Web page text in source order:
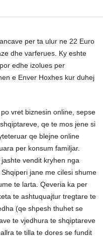
per ta ulur ne 22 Euro
dhe varferues. Ky eshte
edhe izolues per
e Enver Hoxhes kur duhej
vret biznesin online, sepse
qe te mos jene si
qe blejne online
per konsum familjar.
vendit kryhen nga
jane me cilesi shume
te larta. Qeveria ka per
te ashtuquajtur tregtare te
(qe shpesh thuhet se
te vjedhura te shqiptareve
te tilla te dores se fundit